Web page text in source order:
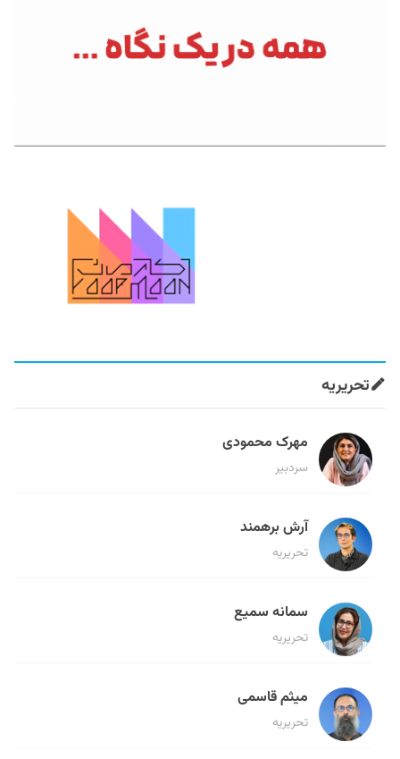
تحریریه
مهرک محمودی
سردبیر
آرش برهمند
تحریریه
سمانه سمیع
تحریریه
میثم قاسمی
تحریریه